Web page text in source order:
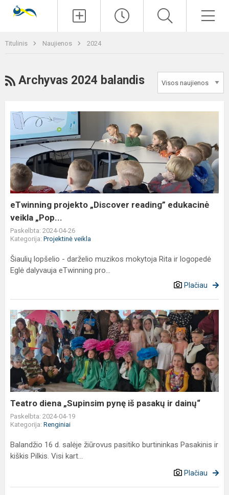
Titulinis Naujienos 2024
RSS
Archyvas 2024 balandis
eTwinning
projekto
„Discover
reading”
edukacinė
veikla
„Pop...
eTwinning projekto „Discover reading” edukacinė
veikla „Pop...
Paskelbta: 2024-04-26
Kategorija: Projektinė veikla
Šiaulių lopšelio - darželio muzikos mokytoja Rita ir logopedė
Eglė dalyvauja eTwinning pro...
Plačiau
Teatro
diena
„Supinsim
pynę
iš
pasakų
ir
dainų“
Teatro diena „Supinsim pynę iš pasakų ir dainų“
Paskelbta: 2024-04-19
Kategorija: Renginiai
Balandžio 16 d. salėje žiūrovus pasitiko burtininkas Pasakinis ir
kiškis Pilkis. Visi kart...
Plačiau